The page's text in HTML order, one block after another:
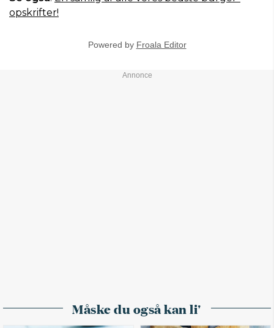
opskrifter!
Powered by Froala Editor
Måske du også kan li'